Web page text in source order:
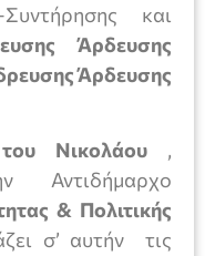
και
Άρδευσης
Άρδευσης
Νικολάου ,
& Πολιτικής
σ’ αυτήν τις